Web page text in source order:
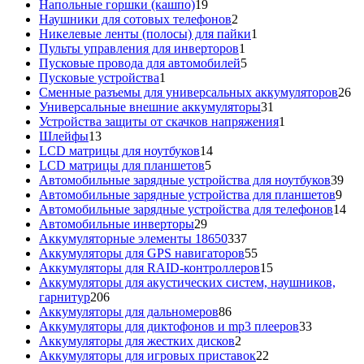
товар
Напольные горшки (кашпо)1919
товаров
Наушники для сотовых телефонов2
товара
Никелевые ленты (полосы) для пайки1
Пульты управления для инверторов1
товар
Пусковые провода для автомобилей55
Пусковые устройства1
товар
Сменные разъемы для универсальных аккумуляторов2626
Универсальные внешние аккумуляторы31
товар
Устройства защиты от скачков напряжения1
Шлейфы1313
товаров
LCD матрицы для ноутбуков1414
LCD матрицы для планшетов55
товаров
Автомобильные зарядные устройства для ноутбуков3939
Автомобильные зарядные устройства для планшетов99
Автомобильные зарядные устройства для телефонов1414
Автомобильные инверторы2929
товаров
Аккумуляторные элементы 18650337337
товаров
Аккумуляторы для GPS навигаторов5555
товаров
Аккумуляторы для RAID-контроллеров1515
товаров
Аккумуляторы для акустических систем, наушников,
гарнитур206206
товаров
Аккумуляторы для дальномеров8686
товаров
Аккумуляторы для диктофонов и mp3 плееров3333
Аккумуляторы для жестких дисков2
товара
Аккумуляторы для игровых приставок22